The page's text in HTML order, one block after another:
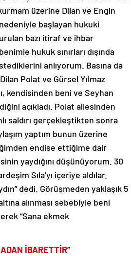
üzerine Dilan ve Engin
başlayan hukuki
bazı itiraf ve ihbar
hukuk sınırları dışında
anlıyorum. Basına da
Polat ve Gürsel Yılmaz
kendisinden beni ve Seyhan
açıkladı. Polat ailesinden
saldırı gerçekleştikten sonra
yaptım bunun üzerine
endişe ettiğime dair
yaydığını düşünüyorum. 30
Sıla’yı içeriye aldılar.
dedi. Görüşmeden yaklaşık 5
alınması sebebiyle beni
“Sana ekmek
İBARETTİR”